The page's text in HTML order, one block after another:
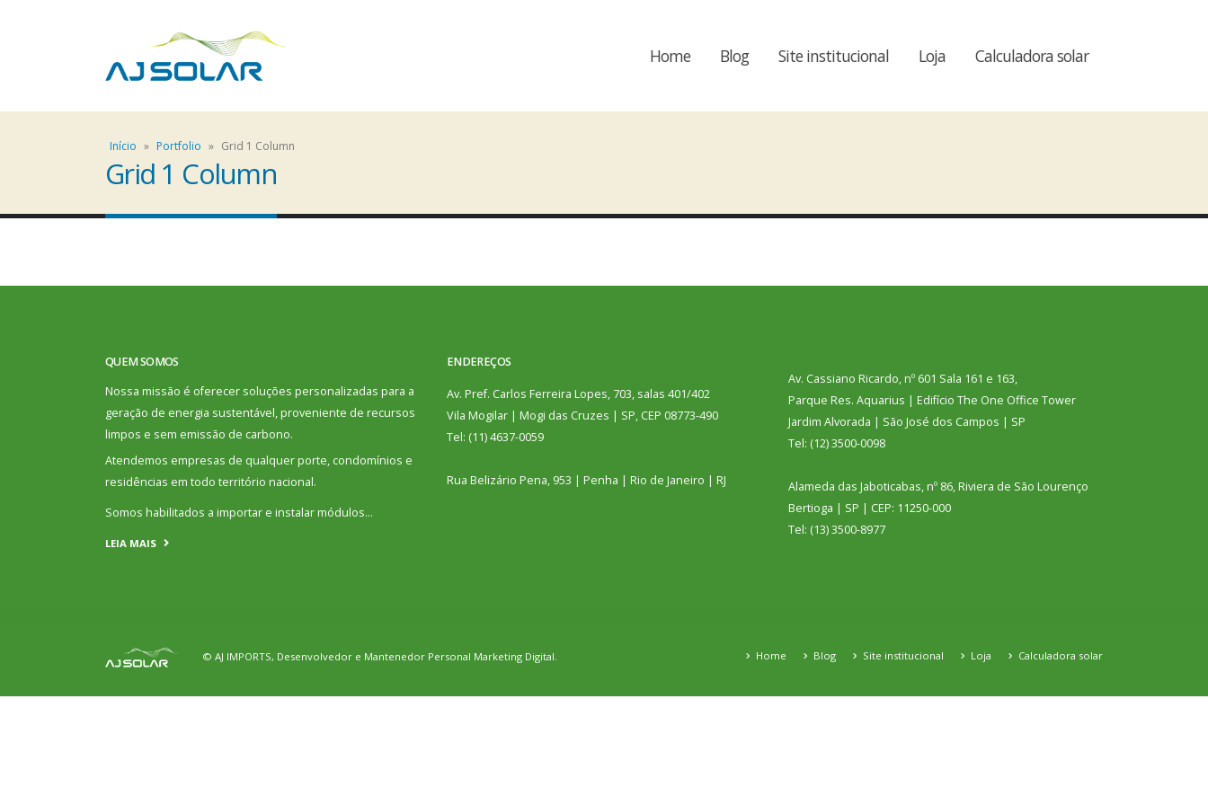
Home Blog Site institucional Loja Calculadora solar
Início » Portfolio » Grid 1 Column
Grid 1 Column
QUEM SOMOS
Nossa missão é oferecer soluções personalizadas para a
geração de energia sustentável, proveniente de recursos
limpos e sem emissão de carbono.
Atendemos empresas de qualquer porte, condomínios e
residências em todo território nacional.
Somos habilitados a importar e instalar módulos…
LEIA MAIS
ENDEREÇOS
Av. Pref. Carlos Ferreira Lopes, 703, salas 401/402
Vila Mogilar | Mogi das Cruzes | SP, CEP 08773-490
Tel: (11) 4637-0059
Rua Belizário Pena, 953 | Penha | Rio de Janeiro | RJ
Av. Cassiano Ricardo, nº 601 Sala 161 e 163,
Parque Res. Aquarius | Edifício The One Office Tower
Jardim Alvorada | São José dos Campos | SP
Tel: (12) 3500-0098
Alameda das Jaboticabas, nº 86, Riviera de São Lourenço
Bertioga | SP | CEP: 11250-000
Tel: (13) 3500-8977
© AJ IMPORTS, Desenvolvedor e Mantenedor Personal Marketing Digital. Home Blog Site institucional Loja Calculadora solar